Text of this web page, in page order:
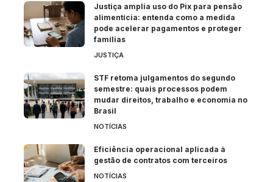
Justiça amplia uso do Pix para pensão
alimentícia: entenda como a medida
pode acelerar pagamentos e proteger
famílias
JUSTIÇA
STF retoma julgamentos do segundo
semestre: quais processos podem
mudar direitos, trabalho e economia no
Brasil
NOTÍCIAS
Eficiência operacional aplicada à
gestão de contratos com terceiros
NOTÍCIAS